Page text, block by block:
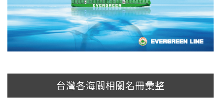
台灣各海關相關名冊彙整